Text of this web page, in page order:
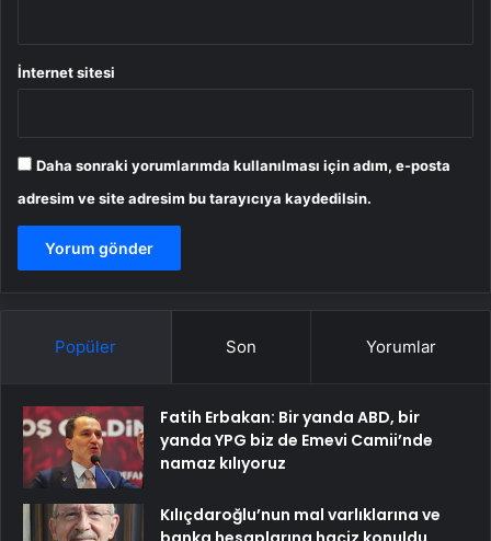
İnternet sitesi
Daha sonraki yorumlarımda kullanılması için adım, e-posta
adresim ve site adresim bu tarayıcıya kaydedilsin.
Popüler Son Yorumlar
Fatih Erbakan: Bir yanda ABD, bir
yanda YPG biz de Emevi Camii’nde
namaz kılıyoruz
Kılıçdaroğlu’nun mal varlıklarına ve